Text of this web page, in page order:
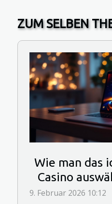
ZUM SELBEN
Wie man das
Casino
9. Februar 2026 10:12